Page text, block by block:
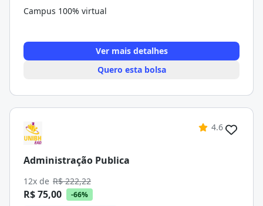
Campus 100% virtual
Ver mais detalhes
Quero esta bolsa
4.6
Administração Publica
12x de R$ 222,22
R$ 75,00 -66%